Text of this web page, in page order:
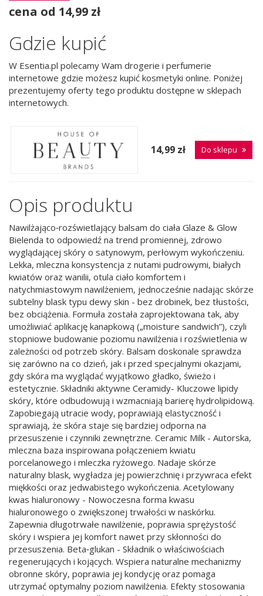
cena od 14,99 zł
Gdzie kupić
W Esentia.pl polecamy Wam drogerie i perfumerie
internetowe gdzie możesz kupić kosmetyki online. Poniżej
prezentujemy oferty tego produktu dostępne w sklepach
internetowych.
14,99 zł Do sklepu
Opis produktu
Nawilżająco‑rozświetlający balsam do ciała Glaze & Glow
Bielenda to odpowiedź na trend promiennej, zdrowo
wyglądającej skóry o satynowym, perłowym wykończeniu.
Lekka, mleczna konsystencja z nutami pudrowymi, białych
kwiatów oraz wanilii, otula ciało komfortem i
natychmiastowym nawilżeniem, jednocześnie nadając skórze
subtelny blask typu dewy skin - bez drobinek, bez tłustości,
bez obciążenia. Formuła została zaprojektowana tak, aby
umożliwiać aplikację kanapkową („moisture sandwich”), czyli
stopniowe budowanie poziomu nawilżenia i rozświetlenia w
zależności od potrzeb skóry. Balsam doskonale sprawdza
się zarówno na co dzień, jak i przed specjalnymi okazjami,
gdy skóra ma wyglądać wyjątkowo gładko, świeżo i
estetycznie. Składniki aktywne Ceramidy- Kluczowe lipidy
skóry, które odbudowują i wzmacniają barierę hydrolipidową.
Zapobiegają utracie wody, poprawiają elastyczność i
sprawiają, że skóra staje się bardziej odporna na
przesuszenie i czynniki zewnętrzne. Ceramic Milk - Autorska,
mleczna baza inspirowana połączeniem kwiatu
porcelanowego i mleczka ryżowego. Nadaje skórze
naturalny blask, wygładza jej powierzchnię i przywraca efekt
miękkości oraz jedwabistego wykończenia. Acetylowany
kwas hialuronowy - Nowoczesna forma kwasu
hialuronowego o zwiększonej trwałości w naskórku.
Zapewnia długotrwałe nawilżenie, poprawia sprężystość
skóry i wspiera jej komfort nawet przy skłonności do
przesuszenia. Beta‑glukan - Składnik o właściwościach
regenerujących i kojących. Wspiera naturalne mechanizmy
obronne skóry, poprawia jej kondycję oraz pomaga
utrzymać optymalny poziom nawilżenia. Efekty stosowania